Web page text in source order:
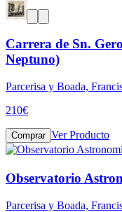
Carrera de Sn.
Neptuno)
Parcerisa y Boada,
210€
Comprar Ver Producto
Observatorio
Parcerisa y Boada,